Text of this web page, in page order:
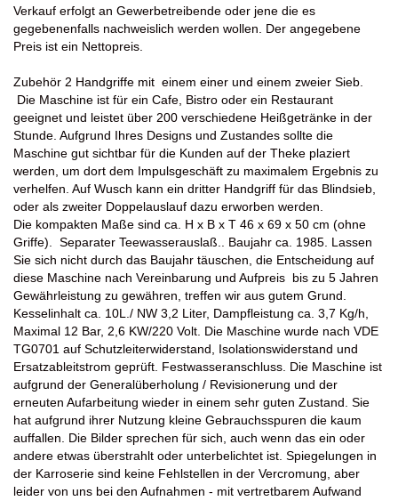
Verkauf erfolgt an Gewerbetreibende oder jene die es
gegebenenfalls nachweislich werden wollen. Der angegebene
Preis ist ein Nettopreis.
Zubehör 2 Handgriffe mit einem einer und einem zweier Sieb.
Die Maschine ist für ein Cafe, Bistro oder ein Restaurant
geeignet und leistet über 200 verschiedene Heißgetränke in der
Stunde. Aufgrund Ihres Designs und Zustandes sollte die
Maschine gut sichtbar für die Kunden auf der Theke plaziert
werden, um dort dem Impulsgeschäft zu maximalem Ergebnis zu
verhelfen. Auf Wusch kann ein dritter Handgriff für das Blindsieb,
oder als zweiter Doppelauslauf dazu erworben werden.
Die kompakten Maße sind ca. H x B x T 46 x 69 x 50 cm (ohne
Griffe). Separater Teewasserauslaß.. Baujahr ca. 1985. Lassen
Sie sich nicht durch das Baujahr täuschen, die Entscheidung auf
diese Maschine nach Vereinbarung und Aufpreis bis zu 5 Jahren
Gewährleistung zu gewähren, treffen wir aus gutem Grund.
Kesselinhalt ca. 10L./ NW 3,2 Liter, Dampfleistung ca. 3,7 Kg/h,
Maximal 12 Bar, 2,6 KW/220 Volt. Die Maschine wurde nach VDE
TG0701 auf Schutzleiterwiderstand, Isolationswiderstand und
Ersatzableitstrom geprüft. Festwasseranschluss. Die Maschine ist
aufgrund der Generalüberholung / Revisionerung und der
erneuten Aufarbeitung wieder in einem sehr guten Zustand. Sie
hat aufgrund ihrer Nutzung kleine Gebrauchsspuren die kaum
auffallen. Die Bilder sprechen für sich, auch wenn das ein oder
andere etwas überstrahlt oder unterbelichtet ist. Spiegelungen in
der Karroserie sind keine Fehlstellen in der Vercromung, aber
leider von uns bei den Aufnahmen - mit vertretbarem Aufwand